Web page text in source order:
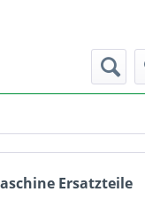
Ersatzteile